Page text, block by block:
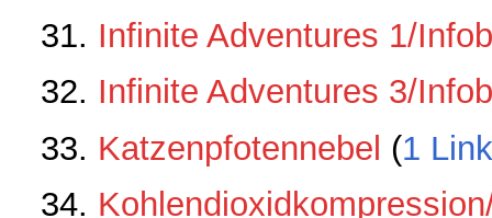
Infinite Adventures 1/
Infinite Adventures 3/
Katzenpfotennebel ‏‎ (1 Link